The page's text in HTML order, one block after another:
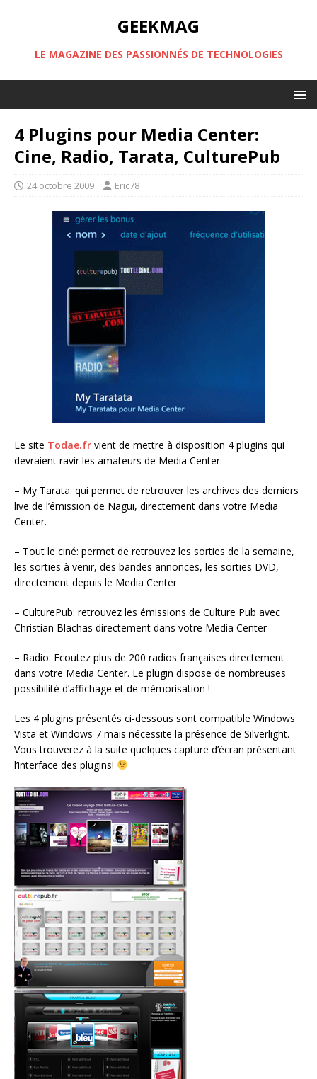
GEEKMAG
LE MAGAZINE DES PASSIONNÉS DE TECHNOLOGIES
4 Plugins pour Media Center:
Cine, Radio, Tarata, CulturePub
24 octobre 2009 Eric78
Le site Todae.fr vient de mettre à disposition 4 plugins qui
devraient ravir les amateurs de Media Center:
– My Tarata: qui permet de retrouver les archives des derniers
live de l’émission de Nagui, directement dans votre Media
Center.
– Tout le ciné: permet de retrouvez les sorties de la semaine,
les sorties à venir, des bandes annonces, les sorties DVD,
directement depuis le Media Center
– CulturePub: retrouvez les émissions de Culture Pub avec
Christian Blachas directement dans votre Media Center
– Radio: Ecoutez plus de 200 radios françaises directement
dans votre Media Center. Le plugin dispose de nombreuses
possibilité d’affichage et de mémorisation !
Les 4 plugins présentés ci-dessous sont compatible Windows
Vista et Windows 7 mais nécessite la présence de Silverlight.
Vous trouverez à la suite quelques capture d’écran présentant
l’interface des plugins!